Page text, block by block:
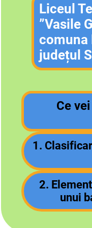
Liceul
”Vasile
comuna
județul
Ce
1.
2.
unui